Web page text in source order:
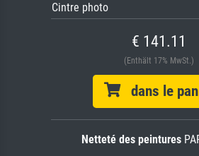
Cintre photo
€ 141.11
(Enthält 17% MwSt.)
dans le
Netteté des peintures